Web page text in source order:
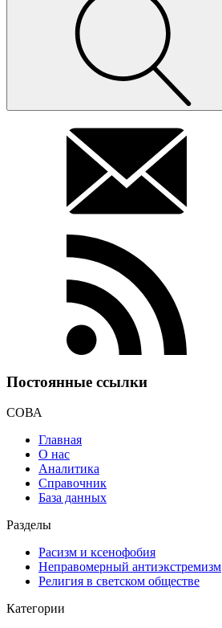
Постоянные ссылки
СОВА
Главная
О нас
Аналитика
Справочник
База данных
Разделы
Расизм и ксенофобия
Неправомерный антиэкстремизм
Религия в светском обществе
Категории